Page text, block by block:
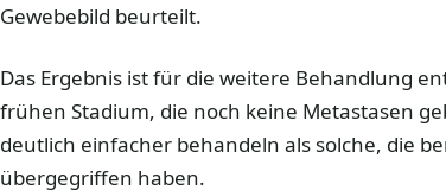
Gewebebild beurteilt.
Das Ergebnis ist für die weitere Behandlung
frühen Stadium, die noch keine Metastasen
deutlich einfacher behandeln als solche, die
übergegriffen haben.